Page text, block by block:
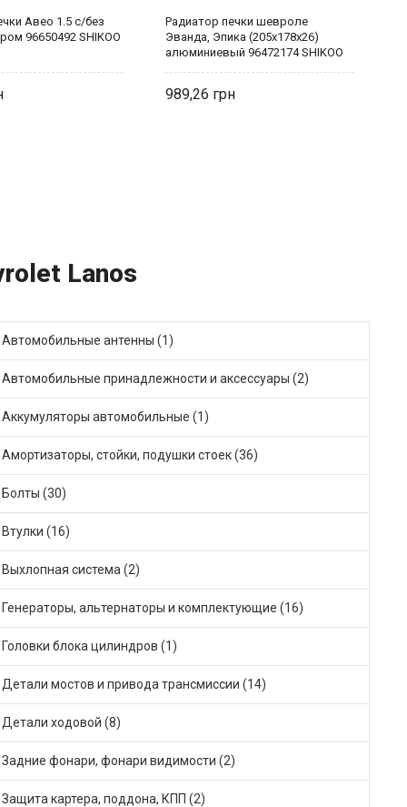
Авео 1.5 с/без
96650492 SHIKOO
Радиатор печки шевроле
Эванда, Эпика (205x178x26)
алюминиевый 96472174 SHIKOO
989,26
Lanos
Автомобильные антенны (1)
Автомобильные принадлежности и аксессуары (2)
Аккумуляторы автомобильные (1)
Амортизаторы, стойки, подушки стоек (36)
Болты (30)
Втулки (16)
Выхлопная система (2)
Генераторы, альтернаторы и комплектующие (16)
Головки блока цилиндров (1)
Детали мостов и привода трансмиссии (14)
Детали ходовой (8)
Задние фонари, фонари видимости (2)
Защита картера, поддона, КПП (2)